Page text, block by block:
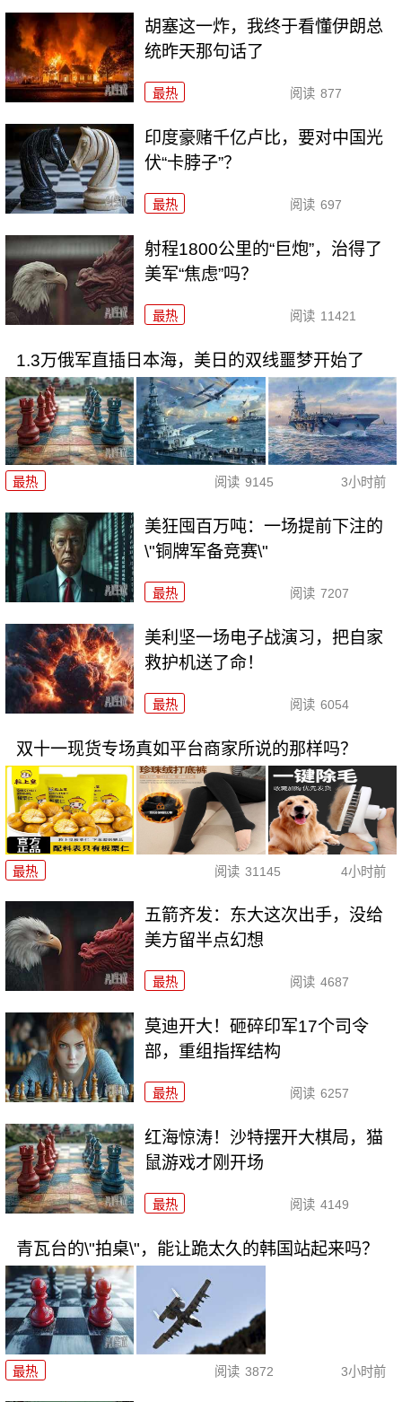
胡塞这一炸，我终于看懂伊朗总
统昨天那句话了
最热 阅读 877
印度豪赌千亿卢比，要对中国光
伏“卡脖子”？
最热 阅读 697
射程1800公里的“巨炮”，治得了
美军“焦虑”吗？
最热 阅读 11421
1.3万俄军直插日本海，美日的双线噩梦开始了
最热 阅读 9145 3小时前
美狂囤百万吨：一场提前下注的
\"铜牌军备竞赛\"
最热 阅读 7207
美利坚一场电子战演习，把自家
救护机送了命！
最热 阅读 6054
双十一现货专场真如平台商家所说的那样吗？
最热 阅读 31145 4小时前
五箭齐发：东大这次出手，没给
美方留半点幻想
最热 阅读 4687
莫迪开大！砸碎印军17个司令
部，重组指挥结构
最热 阅读 6257
红海惊涛！沙特摆开大棋局，猫
鼠游戏才刚开场
最热 阅读 4149
青瓦台的\"拍桌\"，能让跪太久的韩国站起来吗？
最热 阅读 3872 3小时前